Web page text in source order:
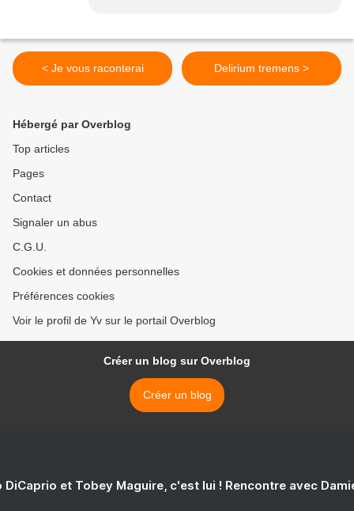
< Je vous raconterai Delirium tremens >
Hébergé par Overblog
Top articles
Pages
Contact
Signaler un abus
C.G.U.
Cookies et données personnelles
Préférences cookies
Voir le profil de Yv sur le portail Overblog
Créer un blog sur Overblog
Créer un blog
DiCaprio et Tobey Maguire, c'est lui ! Rencontre avec